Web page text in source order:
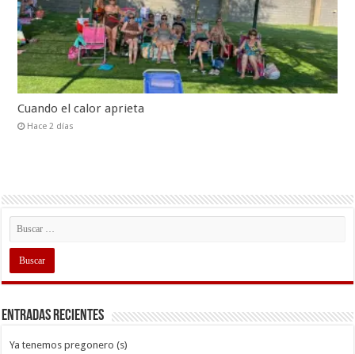
Cuando el calor aprieta
Hace 2 días
Entradas recientes
Ya tenemos pregonero (s)